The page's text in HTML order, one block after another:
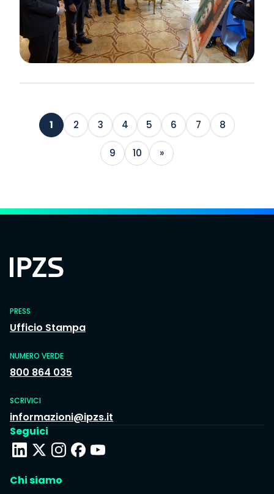
1 2 3 4 5 6 7 8
9 10 »
PRESS
Ufficio Stampa
NUMERO VERDE
800 864 035
SCRIVICI
informazioni@ipzs.it
Seguici
Chi siamo